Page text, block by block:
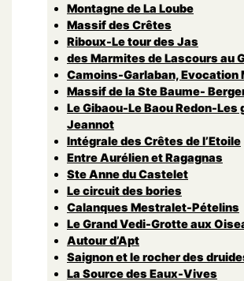
Montagne de La Loube
Massif des Crêtes
Riboux-Le tour des Jas
des Marmites de Lascours au
Camoins-Garlaban, Evocation
Massif de la Ste Baume-
Le Gibaou-Le Baou Redon-Les
Jeannot
Intégrale des Crêtes de l’Etoile
Entre Aurélien et Ragagnas
Ste Anne du Castelet
Le circuit des bories
Calanques Mestralet-Pételins
Le Grand Vedi-Grotte aux
Autour d’Apt
Saignon et le rocher des
La Source des Eaux-Vives